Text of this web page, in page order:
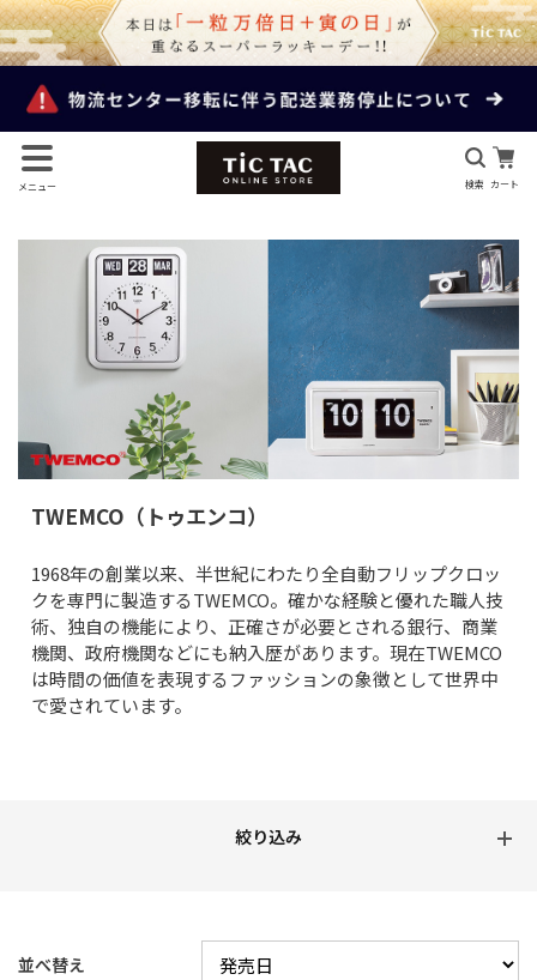
メニュー 検索 カート
TWEMCO（トゥエンコ）
1968年の創業以来、半世紀にわたり全自動フリップクロッ
クを専門に製造するTWEMCO。確かな経験と優れた職人技
術、独自の機能により、正確さが必要とされる銀行、商業
機関、政府機関などにも納入歴があります。現在TWEMCO
は時間の価値を表現するファッションの象徴として世界中
で愛されています。
並べ替え